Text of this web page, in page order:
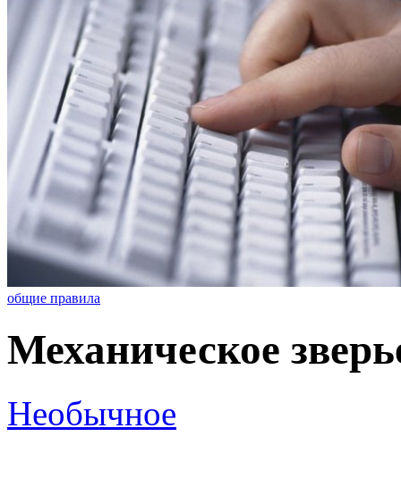
общие правила
Механическое
Необычное